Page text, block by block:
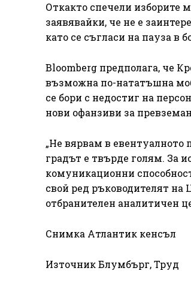
Откакто спечели изборите
заявявайки, че не е
като се съгласи на пауза в
Bloomberg предполага, че
възможна по-нататъшна
се бори с недостиг на
нови офанзиви за
„Не вярвам в евентуалното
градът е твърде голям. За
комуникационни
свой ред ръководителят на
отбранителен аналитичен
Снимка Атлантик кенсъл
Източник Блумбърг, Труд